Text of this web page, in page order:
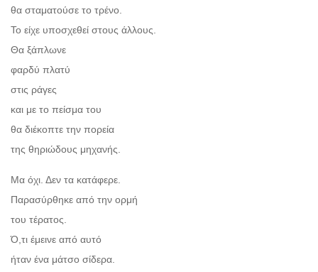
θα σταματούσε το τρένο.
Το είχε υποσχεθεί στους άλλους.
Θα ξάπλωνε
φαρδύ πλατύ
στις ράγες
και με το πείσμα του
θα διέκοπτε την πορεία
της θηριώδους μηχανής.
Μα όχι. Δεν τα κατάφερε.
Παρασύρθηκε από την ορμή
του τέρατος.
Ό,τι έμεινε από αυτό
ήταν ένα μάτσο σίδερα.